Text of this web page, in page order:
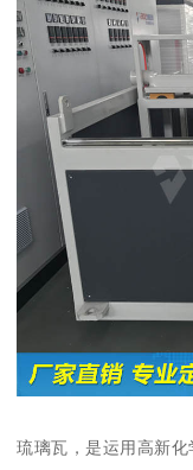
琉璃瓦，是运用高新